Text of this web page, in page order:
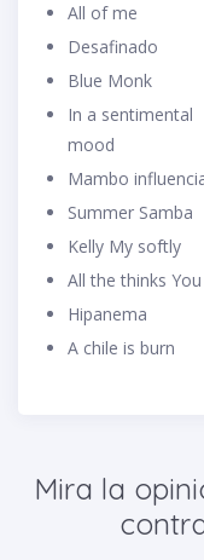
All of me
Desafinado
Blue Monk
In a sentimental
mood
Mambo
Summer Samba
Kelly My softly
All the thinks
Hipanema
A chile is burn
Mira la